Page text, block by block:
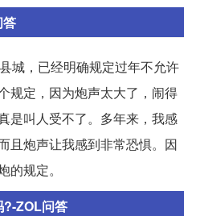
城，已经明确规定过年不允许
规定，因为炮声太大了，闹得
是叫人受不了。多年来，我感
且炮声让我感到非常恐惧。因
规定。
?-ZOL问答